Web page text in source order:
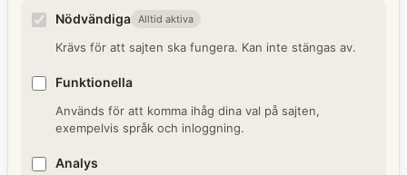
Arkiven är obearbetat råmaterial till kunskapen
om samhället, och just därför en oslagbar
resurs i klassrummet. När eleverna själva får
tolka ett gammalt dokument tränar de källkritik
på riktigt, inte i teorin. Den här guiden visar hur
du använder autentiska arkivkällor i
demokrati, kvinnors rösträtt och kalla kriget.
Nödvändiga Alltid aktiva
Krävs för att sajten ska fungera. Kan inte stängas av.
Funktionella
Används för att komma ihåg dina val på sajten,
exempelvis språk och inloggning.
Analys